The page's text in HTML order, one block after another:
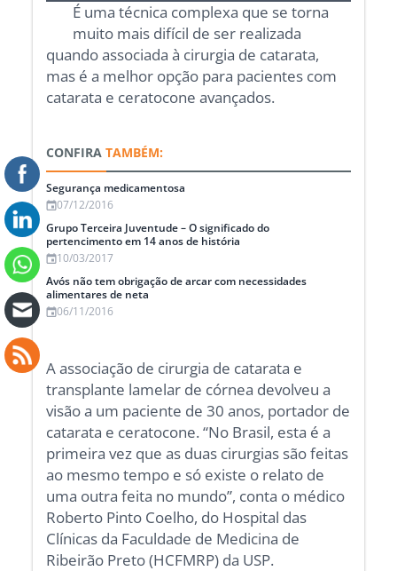
É uma técnica complexa que se torna
muito mais difícil de ser realizada
quando associada à cirurgia de catarata,
mas é a melhor opção para pacientes com
catarata e ceratocone avançados.
CONFIRA TAMBÉM:
Segurança medicamentosa
07/12/2016
Grupo Terceira Juventude – O significado do
pertencimento em 14 anos de história
10/03/2017
Avós não tem obrigação de arcar com necessidades
alimentares de neta
06/11/2016
A associação de cirurgia de catarata e
transplante lamelar de córnea devolveu a
visão a um paciente de 30 anos, portador de
catarata e ceratocone. “No Brasil, esta é a
primeira vez que as duas cirurgias são feitas
ao mesmo tempo e só existe o relato de
uma outra feita no mundo”, conta o médico
Roberto Pinto Coelho, do Hospital das
Clínicas da Faculdade de Medicina de
Ribeirão Preto (HCFMRP) da USP.